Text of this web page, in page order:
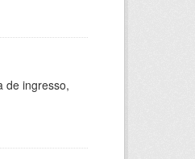
de ingresso,